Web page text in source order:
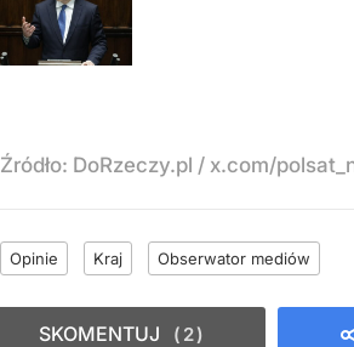
Źródło: DoRzeczy.pl / x.com/
Opinie Kraj Obserwator mediów
SKOMENTUJ 2